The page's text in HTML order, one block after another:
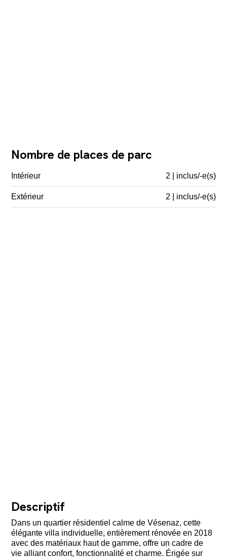
Nombre de places de parc
Intérieur 2 | inclus/-e(s)
Extérieur 2 | inclus/-e(s)
Descriptif
Dans un quartier résidentiel calme de Vésenaz, cette
élégante villa individuelle, entièrement rénovée en 2018
avec des matériaux haut de gamme, offre un cadre de
vie alliant confort, fonctionnalité et charme. Érigée sur